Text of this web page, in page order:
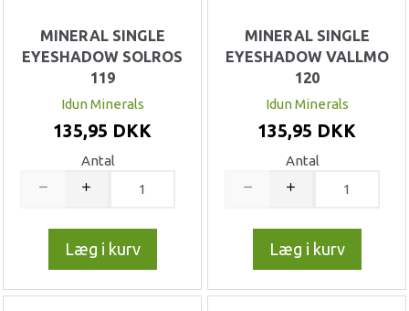
MINERAL SINGLE
EYESHADOW SOLROS
119
Idun Minerals
135,95 DKK
Antal
Læg i kurv
MINERAL SINGLE
EYESHADOW VALLMO
120
Idun Minerals
135,95 DKK
Antal
Læg i kurv